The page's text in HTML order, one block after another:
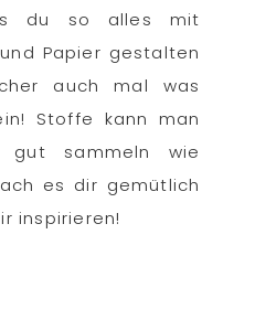
du so alles mit
Papier gestalten
auch mal was
Stoffe kann man
gut sammeln wie
es dir gemütlich
inspirieren!